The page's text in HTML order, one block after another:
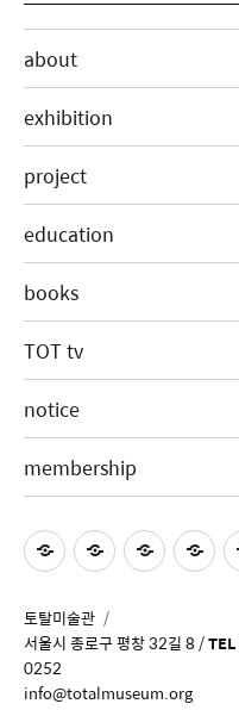
about
exhibition
project
education
books
TOT tv
notice
membership
토탈미술관
서울시 종로구 평창 32길 8 /TEL
0252
info@totalmuseum.org